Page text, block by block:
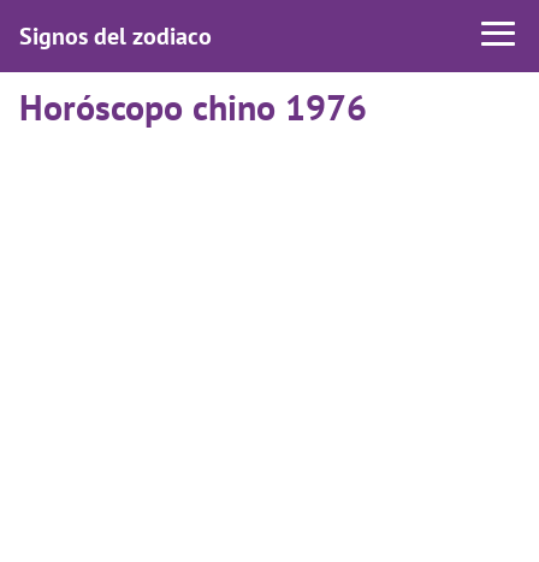
Signos del zodiaco
Horóscopo chino 1976